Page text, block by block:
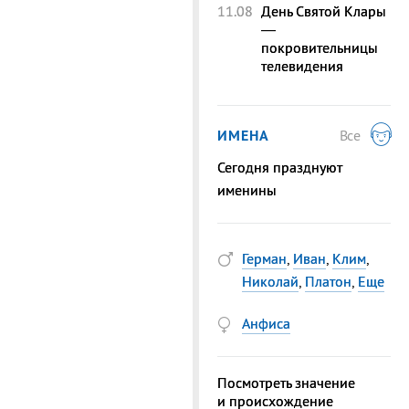
11.08 День Святой Клары
—
покровительницы
телевидения
ИМЕНА
Все
Сегодня празднуют
именины
Герман, Иван, Клим,
Николай, Платон, Еще
Анфиса
Посмотреть значение
и происхождение